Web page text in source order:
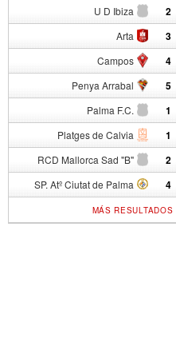
U D Ibiza 2
Arta 3
Campos 4
Penya Arrabal 5
Palma F.C. 1
Platges de Calvia 1
RCD Mallorca Sad "B" 2
SP. Atº Ciutat de Palma 4
MÁS RESULTADOS